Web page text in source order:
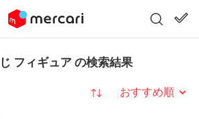
フィギュア の検索結果
並び替え